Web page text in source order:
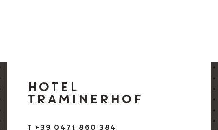
HOTEL
TRAMINERHOF
T +39 0471 860 384